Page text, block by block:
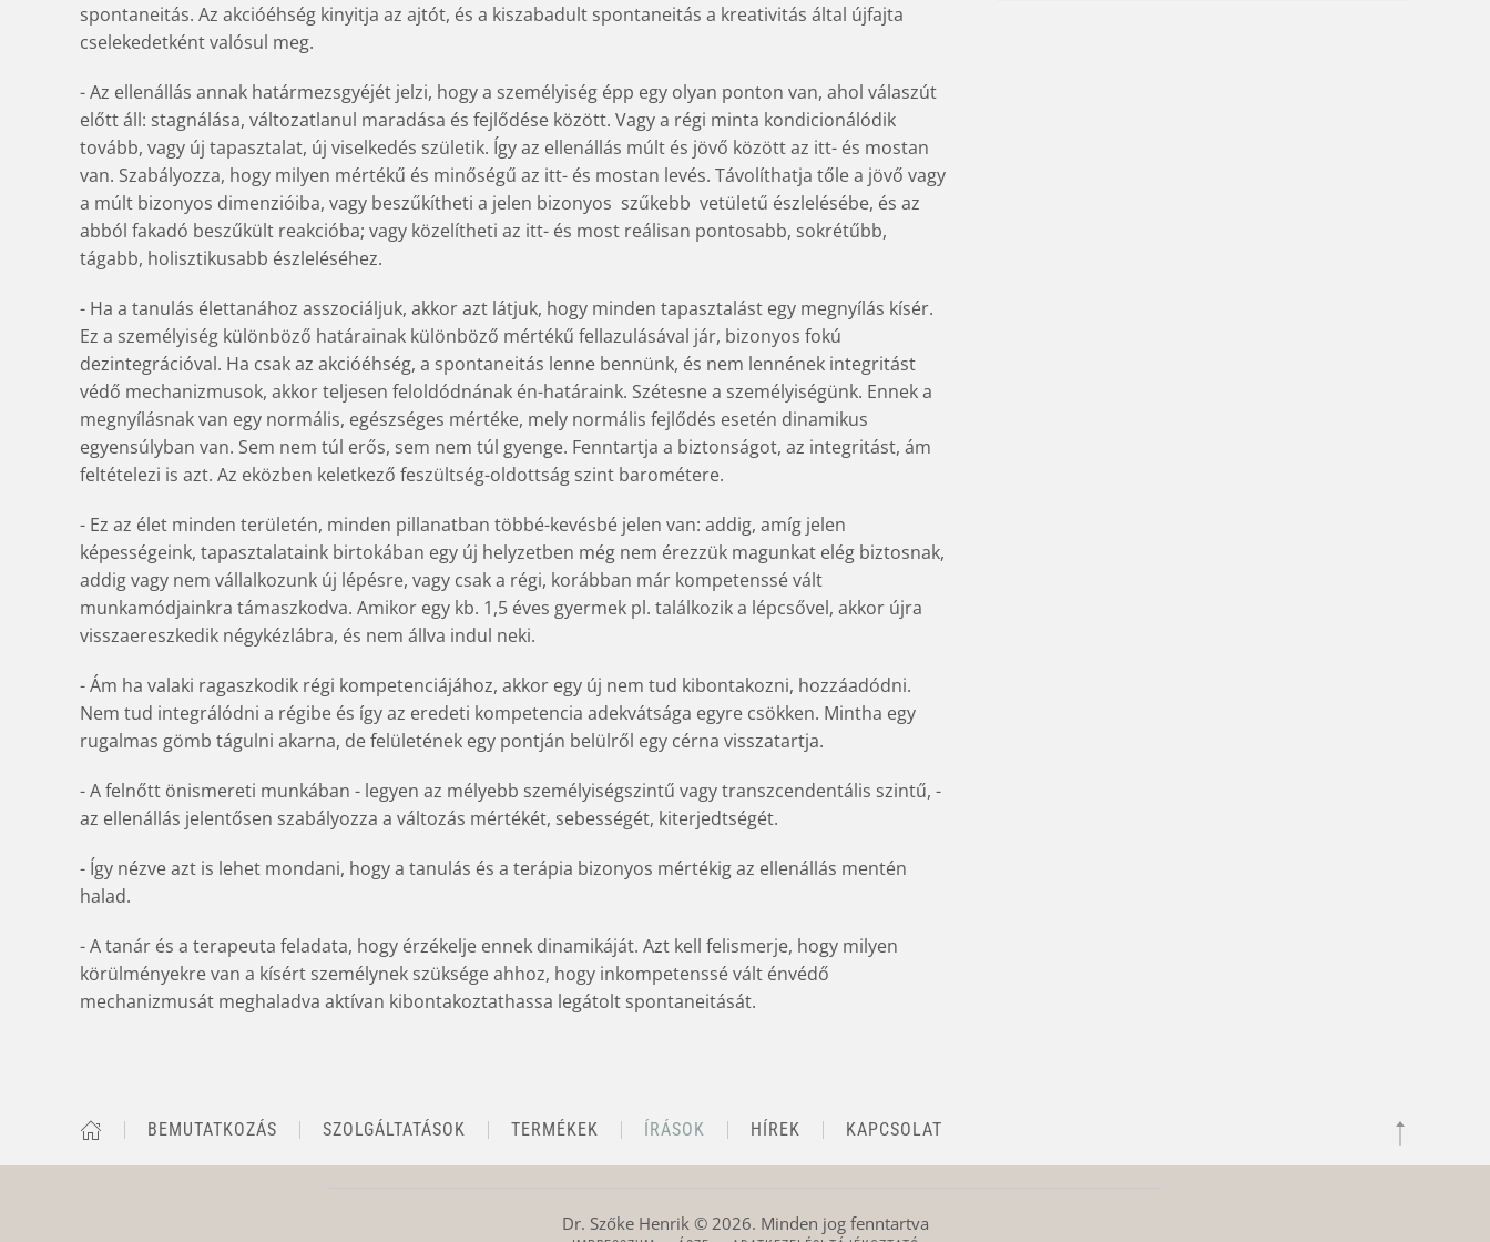
spontaneitás. Az akcióéhség kinyitja az ajtót, és a kiszabadult spontaneitás a kreativitás által újfajta
cselekedetként valósul meg.
- Az ellenállás annak határmezsgyéjét jelzi, hogy a személyiség épp egy olyan ponton van, ahol válaszút
előtt áll: stagnálása, változatlanul maradása és fejlődése között. Vagy a régi minta kondicionálódik
tovább, vagy új tapasztalat, új viselkedés születik. Így az ellenállás múlt és jövő között az itt- és mostan
van. Szabályozza, hogy milyen mértékű és minőségű az itt- és mostan levés. Távolíthatja tőle a jövő vagy
a múlt bizonyos dimenzióiba, vagy beszűkítheti a jelen bizonyos  szűkebb  vetületű észlelésébe, és az
abból fakadó beszűkült reakcióba; vagy közelítheti az itt- és most reálisan pontosabb, sokrétűbb,
tágabb, holisztikusabb észleléséhez.
- Ha a tanulás élettanához asszociáljuk, akkor azt látjuk, hogy minden tapasztalást egy megnyílás kísér.
Ez a személyiség különböző határainak különböző mértékű fellazulásával jár, bizonyos fokú
dezintegrációval. Ha csak az akcióéhség, a spontaneitás lenne bennünk, és nem lennének integritást
védő mechanizmusok, akkor teljesen feloldódnának én-határaink. Szétesne a személyiségünk. Ennek a
megnyílásnak van egy normális, egészséges mértéke, mely normális fejlődés esetén dinamikus
egyensúlyban van. Sem nem túl erős, sem nem túl gyenge. Fenntartja a biztonságot, az integritást, ám
feltételezi is azt. Az eközben keletkező feszültség-oldottság szint barométere.
- Ez az élet minden területén, minden pillanatban többé-kevésbé jelen van: addig, amíg jelen
képességeink, tapasztalataink birtokában egy új helyzetben még nem érezzük magunkat elég biztosnak,
addig vagy nem vállalkozunk új lépésre, vagy csak a régi, korábban már kompetenssé vált
munkamódjainkra támaszkodva. Amikor egy kb. 1,5 éves gyermek pl. találkozik a lépcsővel, akkor újra
visszaereszkedik négykézlábra, és nem állva indul neki.
- Ám ha valaki ragaszkodik régi kompetenciájához, akkor egy új nem tud kibontakozni, hozzáadódni.
Nem tud integrálódni a régibe és így az eredeti kompetencia adekvátsága egyre csökken. Mintha egy
rugalmas gömb tágulni akarna, de felületének egy pontján belülről egy cérna visszatartja.
- A felnőtt önismereti munkában - legyen az mélyebb személyiségszintű vagy transzcendentális szintű, -
az ellenállás jelentősen szabályozza a változás mértékét, sebességét, kiterjedtségét.
- Így nézve azt is lehet mondani, hogy a tanulás és a terápia bizonyos mértékig az ellenállás mentén
halad.
- A tanár és a terapeuta feladata, hogy érzékelje ennek dinamikáját. Azt kell felismerje, hogy milyen
körülményekre van a kísért személynek szüksége ahhoz, hogy inkompetenssé vált énvédő
mechanizmusát meghaladva aktívan kibontakoztathassa legátolt spontaneitását.
BEMUTATKOZÁS SZOLGÁLTATÁSOK TERMÉKEK ÍRÁSOK HÍREK KAPCSOLAT
Dr. Szőke Henrik © 2026. Minden jog fenntartva